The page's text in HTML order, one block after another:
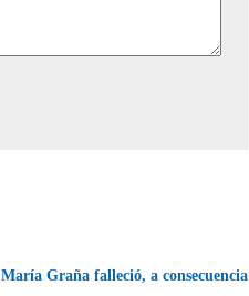
María Graña falleció, a consecuencia